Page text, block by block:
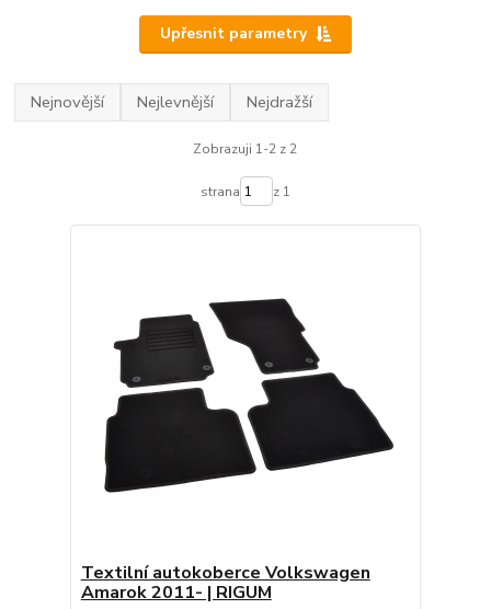
Upřesnit parametry
Nejnovější Nejlevnější Nejdražší
Zobrazuji 1-2 z 2
strana z 1
Textilní autokoberce Volkswagen
Amarok 2011- | RIGUM